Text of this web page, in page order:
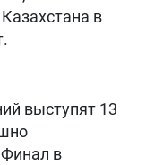
в
выступят 13
в